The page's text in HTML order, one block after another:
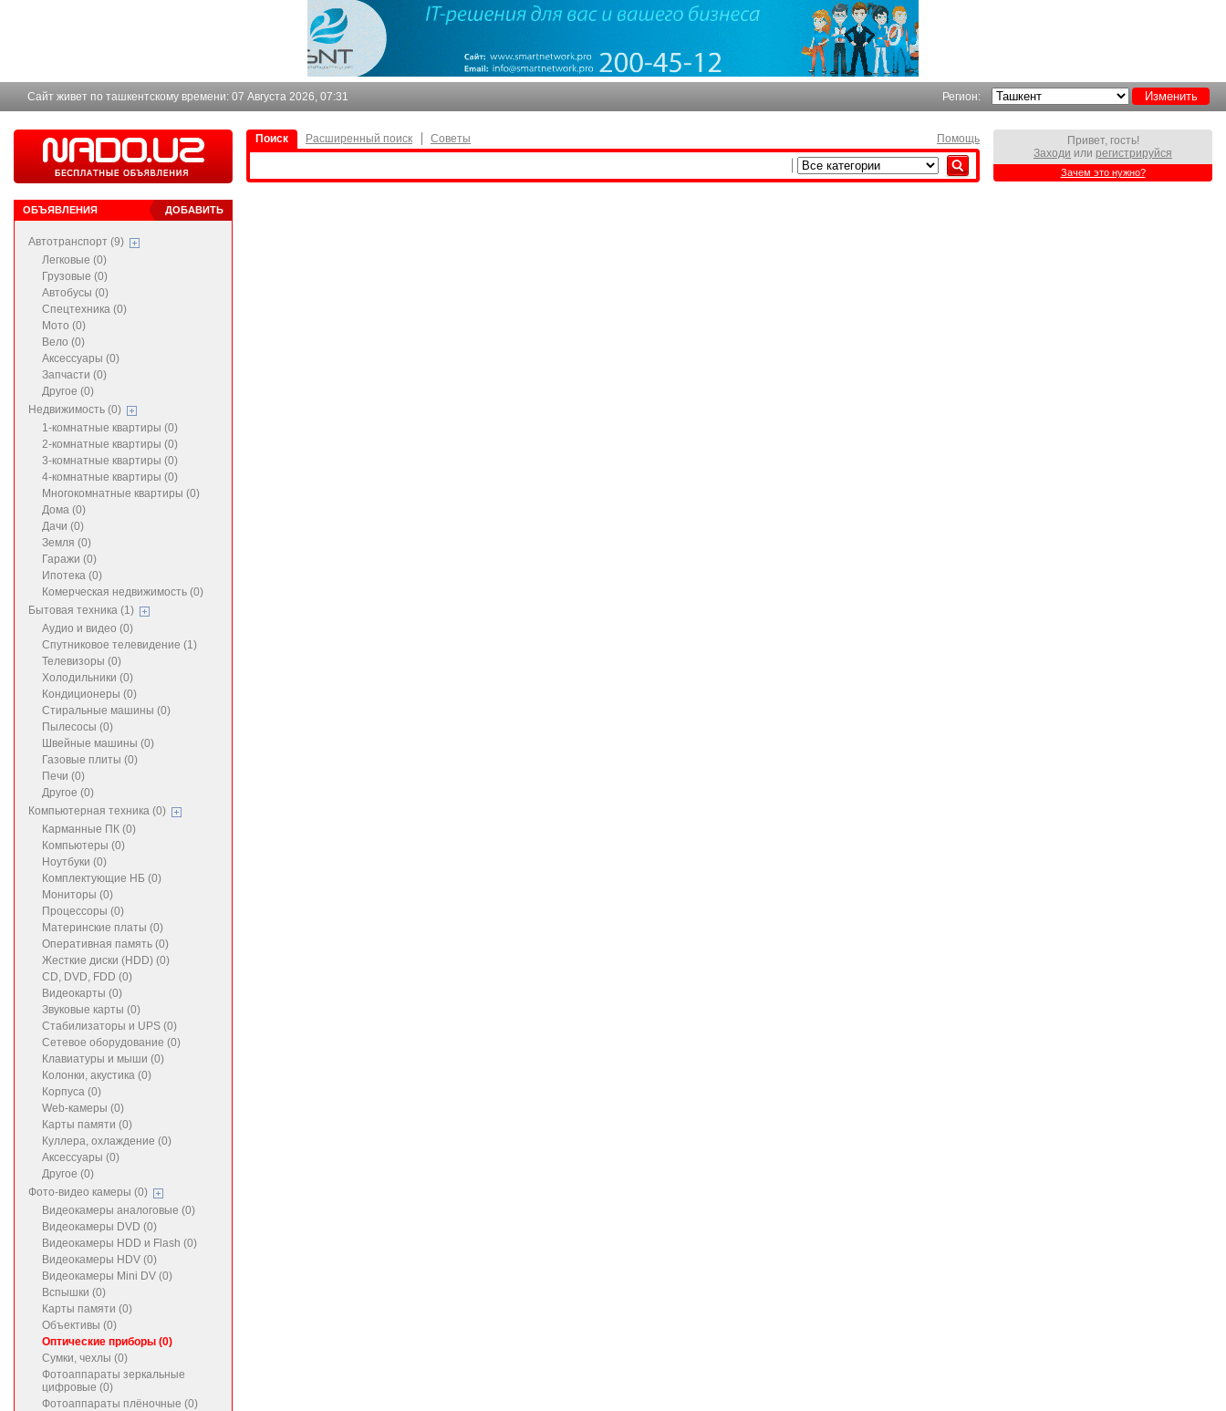
Сайт живет по ташкентскому времени: 07 Августа 2026, 07:31 Регион:
ДОБАВИТЬ
ОБЪЯВЛЕНИЯ
Автотранспорт (9)
Легковые (0)
Грузовые (0)
Автобусы (0)
Спецтехника (0)
Мото (0)
Вело (0)
Аксессуары (0)
Запчасти (0)
Другое (0)
Недвижимость (0)
1-комнатные квартиры (0)
2-комнатные квартиры (0)
3-комнатные квартиры (0)
4-комнатные квартиры (0)
Многокомнатные квартиры (0)
Дома (0)
Дачи (0)
Земля (0)
Гаражи (0)
Ипотека (0)
Комерческая недвижимость (0)
Бытовая техника (1)
Аудио и видео (0)
Спутниковое телевидение (1)
Телевизоры (0)
Холодильники (0)
Кондиционеры (0)
Стиральные машины (0)
Пылесосы (0)
Швейные машины (0)
Газовые плиты (0)
Печи (0)
Другое (0)
Компьютерная техника (0)
Карманные ПК (0)
Компьютеры (0)
Ноутбуки (0)
Комплектующие НБ (0)
Мониторы (0)
Процессоры (0)
Материнские платы (0)
Оперативная память (0)
Жесткие диски (HDD) (0)
CD, DVD, FDD (0)
Видеокарты (0)
Звуковые карты (0)
Стабилизаторы и UPS (0)
Сетевое оборудование (0)
Клавиатуры и мыши (0)
Колонки, акустика (0)
Корпуса (0)
Web-камеры (0)
Карты памяти (0)
Куллера, охлаждение (0)
Аксессуары (0)
Другое (0)
Фото-видео камеры (0)
Видеокамеры аналоговые (0)
Видеокамеры DVD (0)
Видеокамеры HDD и Flash (0)
Видеокамеры HDV (0)
Видеокамеры Mini DV (0)
Вспышки (0)
Карты памяти (0)
Объективы (0)
Оптические приборы (0)
Сумки, чехлы (0)
Фотоаппараты зеркальные
цифровые (0)
Фотоаппараты плёночные (0)
Привет, гость!
Заходи или регистрируйся
Зачем это нужно?
Поиск Расширенный поиск Советы Помощь